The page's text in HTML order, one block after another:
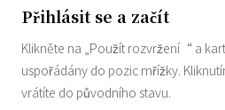
Přihlásit se a začít
Klikněte na „Použít rozvržení“ a
uspořádány do pozic mřížky.
vrátíte do původního stavu.